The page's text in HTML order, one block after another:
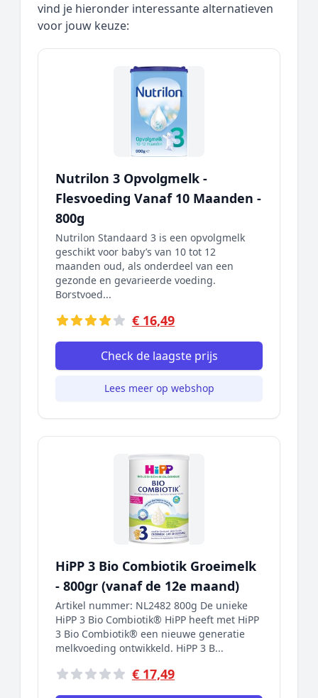
vind je hieronder interessante alternatieven
voor jouw keuze:
Nutrilon 3 Opvolgmelk -
Flesvoeding Vanaf 10 Maanden -
800g
Nutrilon Standaard 3 is een opvolgmelk
geschikt voor baby’s van 10 tot 12
maanden oud, als onderdeel van een
gezonde en gevarieerde voeding.
Borstvoed...
€ 16,49
Check de laagste prijs
Lees meer op webshop
HiPP 3 Bio Combiotik Groeimelk
- 800gr (vanaf de 12e maand)
Artikel nummer: NL2482 800g De unieke
HiPP 3 Bio Combiotik® HiPP heeft met HiPP
3 Bio Combiotik® een nieuwe generatie
melkvoeding ontwikkeld. HiPP 3 B...
€ 17,49